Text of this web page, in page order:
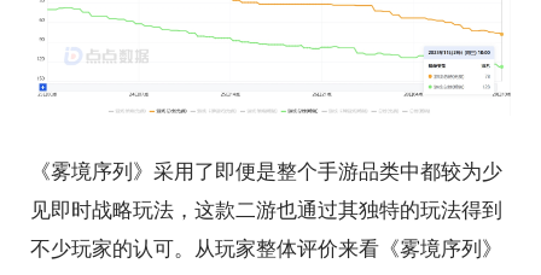
《雾境序列》采用了即便是整个手游品类中都较为少
见即时战略玩法，这款二游也通过其独特的玩法得到
不少玩家的认可。从玩家整体评价来看《雾境序列》